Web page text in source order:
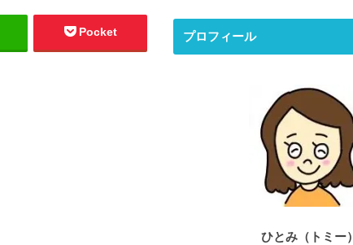
Pocket プロフィール
ひとみ（トミー）